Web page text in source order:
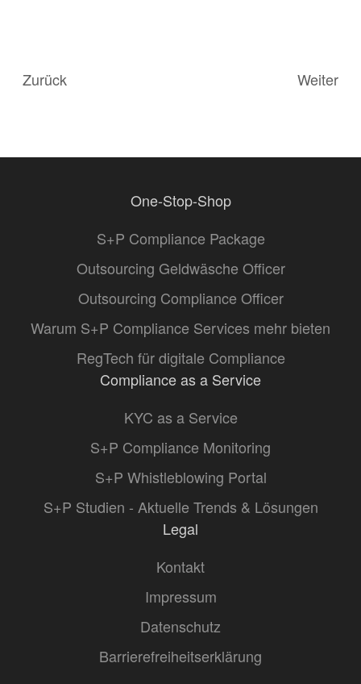
Zurück Weiter
One-Stop-Shop
S+P Compliance Package
Outsourcing Geldwäsche Officer
Outsourcing Compliance Officer
Warum S+P Compliance Services mehr bieten
RegTech für digitale Compliance
Compliance as a Service
KYC as a Service
S+P Compliance Monitoring
S+P Whistleblowing Portal
S+P Studien - Aktuelle Trends & Lösungen
Legal
Kontakt
Impressum
Datenschutz
Barrierefreiheitserklärung